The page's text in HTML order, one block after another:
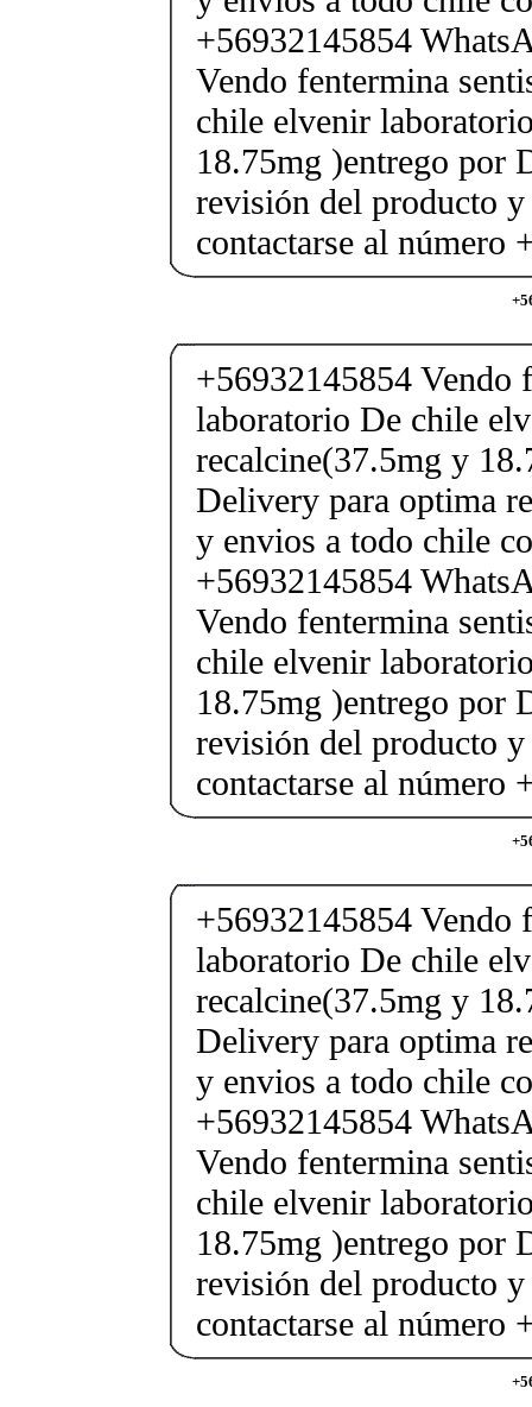
+56932145854
Vendo fentermina
chile elvenir
18.75mg )entrego por
revisión del producto
contactarse al número
+56932145854 Vendo
laboratorio De chile
recalcine(37.5mg y
Delivery para optima
y envios a todo chile
+56932145854
Vendo fentermina
chile elvenir
18.75mg )entrego por
revisión del producto
contactarse al número
+56932145854 Vendo
laboratorio De chile
recalcine(37.5mg y
Delivery para optima
y envios a todo chile
+56932145854
Vendo fentermina
chile elvenir
18.75mg )entrego por
revisión del producto
contactarse al número